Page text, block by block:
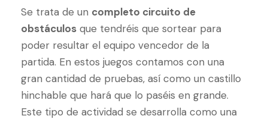
Se trata de un completo circuito de
obstáculos que tendréis que sortear para
poder resultar el equipo vencedor de la
partida. En estos juegos contamos con una
gran cantidad de pruebas, así como un castillo
hinchable que hará que lo paséis en grande.
Este tipo de actividad se desarrolla como una